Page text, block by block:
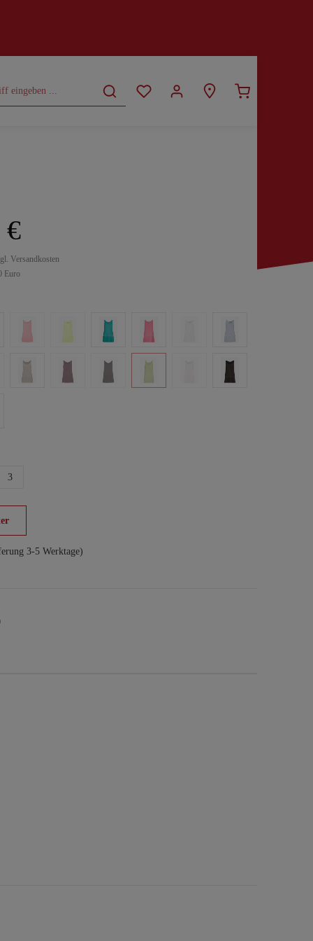
CURVY
Versandkosten
Euro
3
3-5 Werktage)